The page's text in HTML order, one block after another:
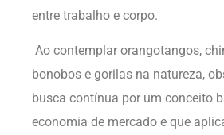
entre trabalho e corpo.
Ao contemplar orangotangos,
bonobos e gorilas na natureza,
busca contínua por um conceito
economia de mercado e que